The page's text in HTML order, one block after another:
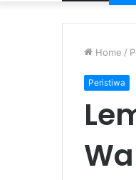
Home /
Peristiwa